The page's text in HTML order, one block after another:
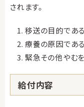
されます。
移送の目的であ
療養の原因であ
緊急その他やむ
給付内容